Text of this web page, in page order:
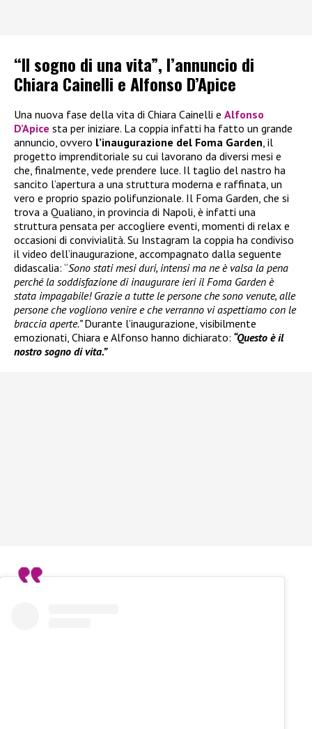
“Il sogno di una vita”, l’annuncio di
Chiara Cainelli e Alfonso D’Apice
Una nuova fase della vita di Chiara Cainelli e Alfonso
D’Apice sta per iniziare. La coppia infatti ha fatto un grande
annuncio, ovvero l’inaugurazione del Foma Garden , il
progetto imprenditoriale su cui lavorano da diversi mesi e
che, finalmente, vede prendere luce. Il taglio del nastro ha
sancito l’apertura a una struttura moderna e raffinata, un
vero e proprio spazio polifunzionale. Il Foma Garden, che si
trova a Qualiano, in provincia di Napoli, è infatti una
struttura pensata per accogliere eventi, momenti di relax e
occasioni di convivialità. Su Instagram la coppia ha condiviso
il video dell’inaugurazione, accompagnato dalla seguente
didascalia: “Sono stati mesi duri, intensi ma ne è valsa la pena
perché la soddisfazione di inaugurare ieri il Foma Garden è
stata impagabile! Grazie a tutte le persone che sono venute, alle
persone che vogliono venire e che verranno vi aspettiamo con le
braccia aperte.”Durante l’inaugurazione, visibilmente
emozionati, Chiara e Alfonso hanno dichiarato: “Questo è il
nostro sogno di vita.”